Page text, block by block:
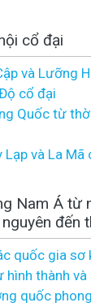
cổ đại
và Lưỡng
cổ đại
Quốc từ
Lạp và La Mã
Nam Á từ
đến
quốc gia sơ
hình thành
quốc